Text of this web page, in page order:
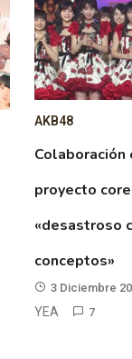
AKB48
Colaboración
proyecto
«desastroso
conceptos»
3 Diciembre
YEA
7